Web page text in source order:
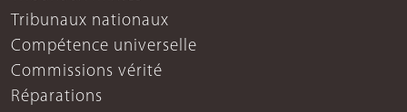
Tribunaux nationaux
Compétence universelle
Commissions vérité
Réparations